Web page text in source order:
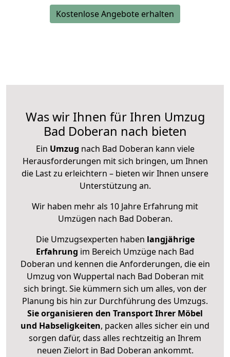
Kostenlose Angebote erhalten
Was wir Ihnen für Ihren Umzug
Bad Doberan nach bieten
Ein Umzug nach Bad Doberan kann viele
Herausforderungen mit sich bringen, um Ihnen
die Last zu erleichtern – bieten wir Ihnen unsere
Unterstützung an.
Wir haben mehr als 10 Jahre Erfahrung mit
Umzügen nach Bad Doberan.
Die Umzugsexperten haben langjährige
Erfahrung im Bereich Umzüge nach Bad
Doberan und kennen die Anforderungen, die ein
Umzug von Wuppertal nach Bad Doberan mit
sich bringt. Sie kümmern sich um alles, von der
Planung bis hin zur Durchführung des Umzugs.
Sie organisieren den Transport Ihrer Möbel
und Habseligkeiten, packen alles sicher ein und
sorgen dafür, dass alles rechtzeitig an Ihrem
neuen Zielort in Bad Doberan ankommt.